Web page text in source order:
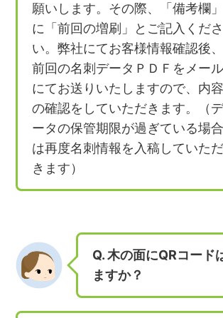
願いします。その際、「備考欄」
に「前回の増刷」とご記入くださ
い。弊社にてお客様情報確認後、
前回の名刺データＰＤＦをメール
にてお送りいたしますので、内容
の確認をしていただきます。（
ータの保管期限が過ぎている場合
は再度名刺情報を入稿していただ
きます）
Q. 木の面にQRコード
ますか？